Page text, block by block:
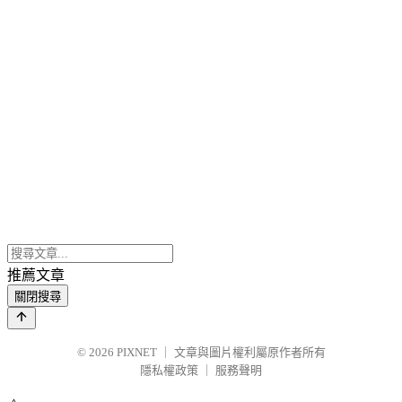
推薦文章
關閉搜尋
© 2026 PIXNET
文章與圖片權利屬原作者所有
隱私權政策
服務聲明